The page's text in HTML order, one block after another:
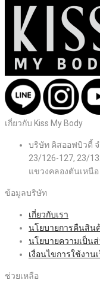
เกี่ยวกับ Kiss My Body
บริษัท คิสออฟบิวตี้
23/126-127, 23/
แขวงคลองตันเหนื
ข้อมูลบริษัท
เกี่ยวกับเรา
นโยบายการคืนสิน
นโยบายความเป็น
เงื่อนไขการใช้งาน
ช่วยเหลือ